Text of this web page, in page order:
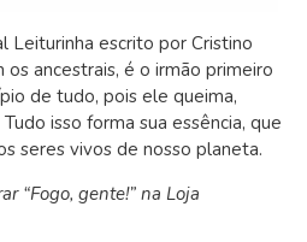
Leiturinha escrito por Cristino
os ancestrais, é o irmão primeiro
de tudo, pois ele queima,
isso forma sua essência, que
seres vivos de nosso planeta.
“Fogo, gente!” na Loja